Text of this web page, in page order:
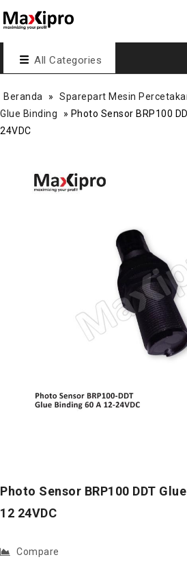
All Categories
Beranda » Sparepart Mesin
Glue Binding
» Photo Sensor BRP100
24VDC
Photo Sensor BRP100 DDT
12 24VDC
Compare